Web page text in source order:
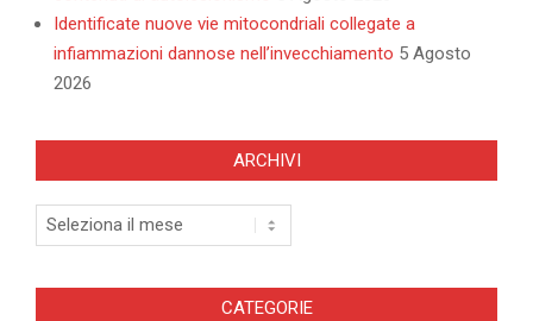
Identificate nuove vie mitocondriali collegate a
infiammazioni dannose nell’invecchiamento 5 Agosto
2026
ARCHIVI
Archivi
CATEGORIE